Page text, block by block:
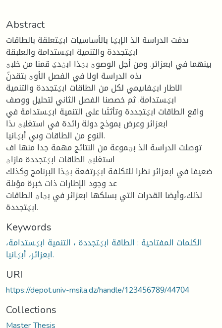
Abstract
ىدفت الدراسة الذ الإبؼا بالأساسيات ابؼتعلقة بالطاقات
ابؼتجددة والتنمية ابؼستدامة والعلبقة
بينهما في ابعزائر. ومن أجل الوصوؿ بؽذا ابؽدؼ قمنا من خلبؿ
ىذه الدراسة اولا في الفصل الأوؿ بتقدنً
الاطار ابؼفاىيمي لكل من الطاقات ابؼتجددة والتنمية
ابؼستدامة. ثم خصصنا الفصل الثاني لتحليل ووصف
واقع الطاقات ابؼتجددة وتأثتَىا على التنمية ابؼستدامة في
ابعزائر وعرض بموذج دولة رائدة في استغلبؿ ىذا
النوع من الطاقات وىي أبؼانيا.
توصلت الدراسة الذ بؾموعة من النتائج مهمة جدا منها اف
استغلبؿ الطاقات ابؼتجددة مازاؿ
ضعيفا في ابعزائر نظرا للتكلفة ابؼرتفعة بؽذا البرنامج وكذلك
عد وجود الإطارات ذات خبرة مؤىلة
لذلك،وأيضا القدرات التي بسلكها ابعزائر في بؾاؿ الطاقات
ابؼتجددة.
Keywords
الكلمات المفتاحية : الطاقة ابؼتجددة ، التنمية ابؼستدامة،
ابعزائر، أبؼانيا.
URI
https://depot.univ-msila.dz/handle/123456789/44704
Collections